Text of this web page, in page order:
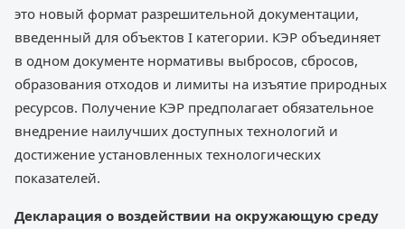
это новый формат разрешительной документации,
введенный для объектов I категории. КЭР объединяет
в одном документе нормативы выбросов, сбросов,
образования отходов и лимиты на изъятие природных
ресурсов. Получение КЭР предполагает обязательное
внедрение наилучших доступных технологий и
достижение установленных технологических
показателей.
Декларация о воздействии на окружающую среду